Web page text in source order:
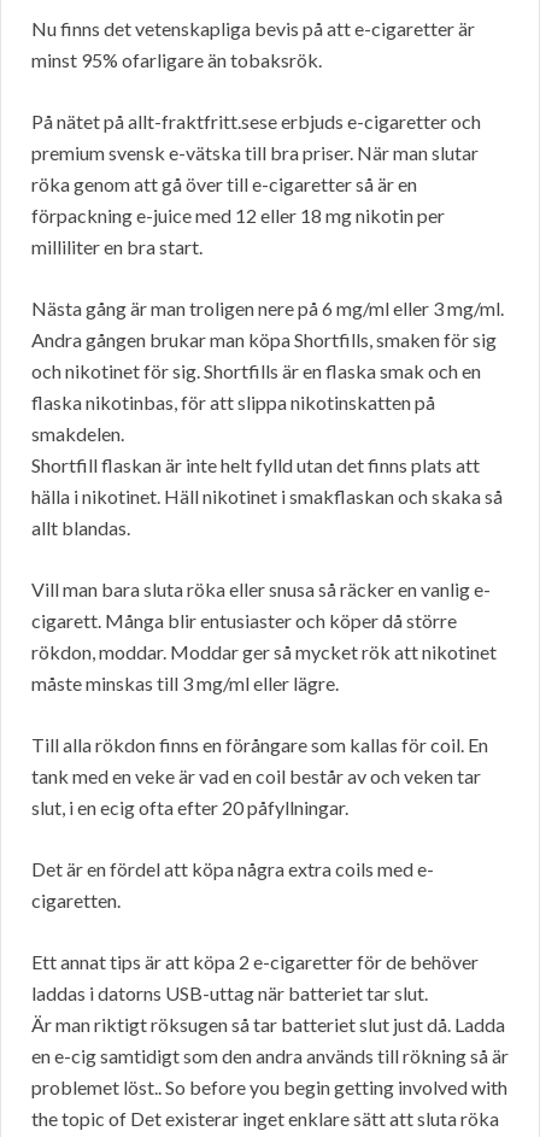
Nu finns det vetenskapliga bevis på att e-cigaretter är
minst 95% ofarligare än tobaksrök.
På nätet på allt-fraktfritt.sese erbjuds e-cigaretter och
premium svensk e-vätska till bra priser. När man slutar
röka genom att gå över till e-cigaretter så är en
förpackning e-juice med 12 eller 18 mg nikotin per
milliliter en bra start.
Nästa gång är man troligen nere på 6 mg/ml eller 3 mg/ml.
Andra gången brukar man köpa Shortfills, smaken för sig
och nikotinet för sig. Shortfills är en flaska smak och en
flaska nikotinbas, för att slippa nikotinskatten på
smakdelen.
Shortfill flaskan är inte helt fylld utan det finns plats att
hälla i nikotinet. Häll nikotinet i smakflaskan och skaka så
allt blandas.
Vill man bara sluta röka eller snusa så räcker en vanlig e-
cigarett. Många blir entusiaster och köper då större
rökdon, moddar. Moddar ger så mycket rök att nikotinet
måste minskas till 3 mg/ml eller lägre.
Till alla rökdon finns en förångare som kallas för coil. En
tank med en veke är vad en coil består av och veken tar
slut, i en ecig ofta efter 20 påfyllningar.
Det är en fördel att köpa några extra coils med e-
cigaretten.
Ett annat tips är att köpa 2 e-cigaretter för de behöver
laddas i datorns USB-uttag när batteriet tar slut.
Är man riktigt röksugen så tar batteriet slut just då. Ladda
en e-cig samtidigt som den andra används till rökning så är
problemet löst.. So before you begin getting involved with
the topic of Det existerar inget enklare sätt att sluta röka